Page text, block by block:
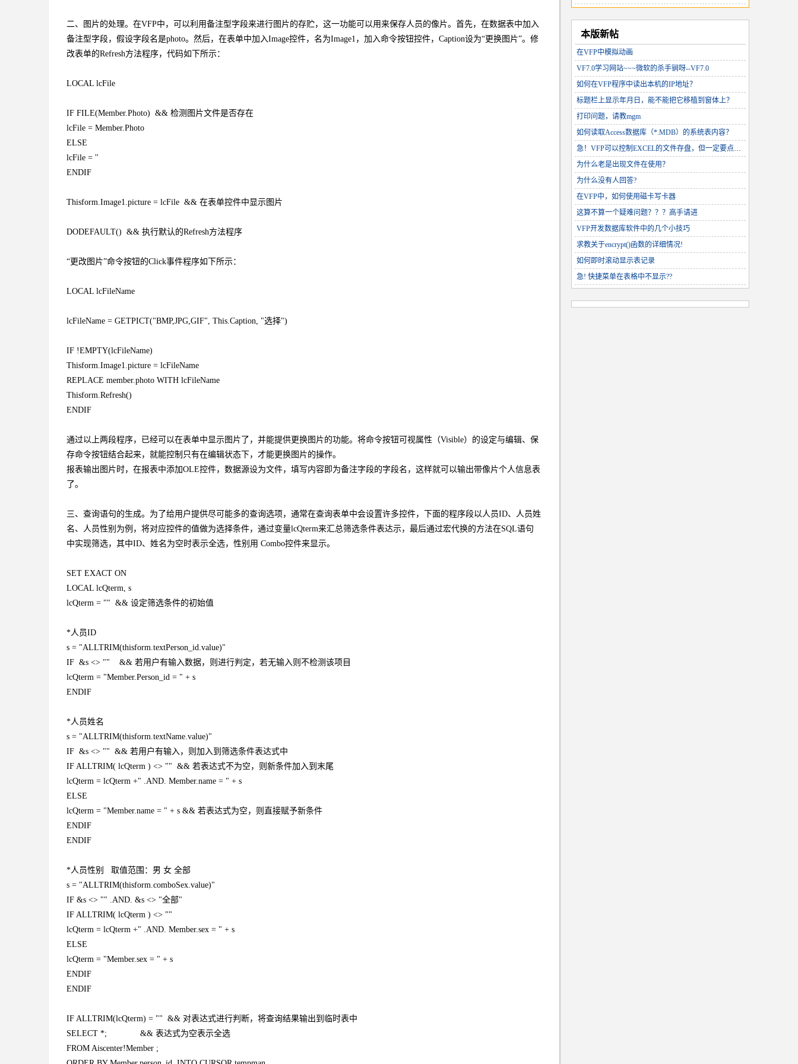
二、图片的处理。在VFP中，可以利用备注型字段来进行图片的存贮，这一功能可以用来保存人员的像片。首先，在数据表中加入
备注型字段，假设字段名是photo。然后，在表单中加入Image控件，名为Image1，加入命令按钮控件，Caption设为“更换图片”。修
改表单的Refresh方法程序，代码如下所示：
LOCAL lcFile
IF FILE(Member.Photo) && 检测图片文件是否存在
lcFile = Member.Photo
ELSE
lcFile = ''
ENDIF
Thisform.Image1.picture = lcFile && 在表单控件中显示图片
DODEFAULT() && 执行默认的Refresh方法程序
“更改图片”命令按钮的Click事件程序如下所示：
LOCAL lcFileName
lcFileName = GETPICT("BMP,JPG,GIF", This.Caption, "选择")
IF !EMPTY(lcFileName)
Thisform.Image1.picture = lcFileName
REPLACE member.photo WITH lcFileName
Thisform.Refresh()
ENDIF
通过以上两段程序，已经可以在表单中显示图片了，并能提供更换图片的功能。将命令按钮可视属性（Visible）的设定与编辑、保
存命令按钮结合起来，就能控制只有在编辑状态下，才能更换图片的操作。
报表输出图片时，在报表中添加OLE控件，数据源设为文件，填写内容即为备注字段的字段名，这样就可以输出带像片个人信息表
了。
三、查询语句的生成。为了给用户提供尽可能多的查询选项，通常在查询表单中会设置许多控件，下面的程序段以人员ID、人员姓
名、人员性别为例，将对应控件的值做为选择条件，通过变量lcQterm来汇总筛选条件表达示，最后通过宏代换的方法在SQL语句
中实现筛选，其中ID、姓名为空时表示全选，性别用 Combo控件来显示。
SET EXACT ON
LOCAL lcQterm, s
lcQterm = "" && 设定筛选条件的初始值
*人员ID
s = "ALLTRIM(thisform.textPerson_id.value)"
IF &s <> "" && 若用户有输入数据，则进行判定，若无输入则不检测该项目
lcQterm = "Member.Person_id = " + s
ENDIF
*人员姓名
s = "ALLTRIM(thisform.textName.value)"
IF &s <> "" && 若用户有输入，则加入到筛选条件表达式中
IF ALLTRIM( lcQterm ) <> "" && 若表达式不为空，则新条件加入到末尾
lcQterm = lcQterm +" .AND. Member.name = " + s
ELSE
lcQterm = "Member.name = " + s && 若表达式为空，则直接赋予新条件
ENDIF
ENDIF
*人员性别 取值范围：男 女 全部
s = "ALLTRIM(thisform.comboSex.value)"
IF &s <> "" .AND. &s <> "全部"
IF ALLTRIM( lcQterm ) <> ""
lcQterm = lcQterm +" .AND. Member.sex = " + s
ELSE
lcQterm = "Member.sex = " + s
ENDIF
ENDIF
IF ALLTRIM(lcQterm) = "" && 对表达式进行判断，将查询结果输出到临时表中
SELECT *; && 表达式为空表示全选
FROM Aiscenter!Member ;
本版新帖
在VFP中模拟动画
VF7.0学习网站~~~微软的杀手锏呀--VF7.0
如何在VFP程序中读出本机的IP地址？
标题栏上显示年月日，能不能把它移植到窗体上？
打印问题，请教mgm
如何读取Access数据库（*.MDB）的系统表内容？
急！VFP可以控制EXCEL的文件存盘，但一定要点击确认？能否去掉点击确认！！
为什么老是出现文件在使用？
为什么没有人回答?
在VFP中，如何使用磁卡写卡器
这算不算一个疑难问题？？？高手请进
VFP开发数据库软件中的几个小技巧
求教关于encrypt()函数的详细情况!
如何即时滚动显示表记录
急! 快捷菜单在表格中不显示??